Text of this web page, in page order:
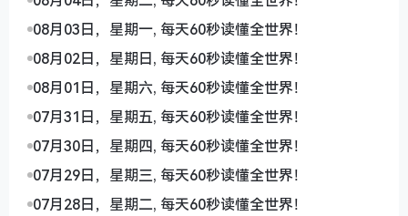
08月03日，星期一, 每天60秒读懂全世界！
08月02日，星期日, 每天60秒读懂全世界！
08月01日，星期六, 每天60秒读懂全世界！
07月31日，星期五, 每天60秒读懂全世界！
07月30日，星期四, 每天60秒读懂全世界！
07月29日，星期三, 每天60秒读懂全世界！
07月28日，星期二, 每天60秒读懂全世界！